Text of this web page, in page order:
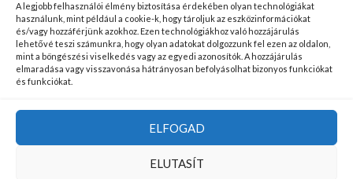
A legjobb felhasználói élmény biztosítása érdekében olyan technológiákat
használunk, mint például a cookie-k, hogy tároljuk az eszközinformációkat
és/vagy hozzáférjünk azokhoz. Ezen technológiákhoz való hozzájárulás
lehetővé teszi számunkra, hogy olyan adatokat dolgozzunk fel ezen az oldalon,
mint a böngészési viselkedés vagy az egyedi azonosítók. A hozzájárulás
elmaradása vagy visszavonása hátrányosan befolyásolhat bizonyos funkciókat
és funkciókat.
ELFOGAD
ELUTASÍT
szerkesztői tartalomnak, előzetes ellenőrzésen
szúrópróba-szerűen esnek át, és az üzemeltető
véleményét nem tükrözik. Ha kifogással szeretne élni
valamely tartalommal kapcsolatban, kérjük jelezze
Felhasználási Feltételek